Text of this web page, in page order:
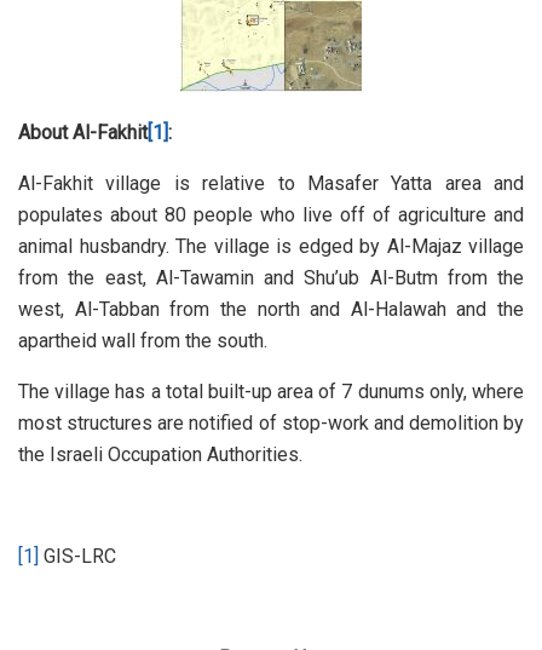
About Al-Fakhit[1]:
Al-Fakhit village is relative to Masafer Yatta area and
populates about 80 people who live off of agriculture and
animal husbandry. The village is edged by Al-Majaz village
from the east, Al-Tawamin and Shu’ub Al-Butm from the
west, Al-Tabban from the north and Al-Halawah and the
apartheid wall from the south.
The village has a total built-up area of 7 dunums only, where
most structures are notified of stop-work and demolition by
the Israeli Occupation Authorities.
[1] GIS-LRC